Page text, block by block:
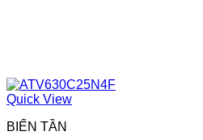
Quick View
BIẾN TẦN